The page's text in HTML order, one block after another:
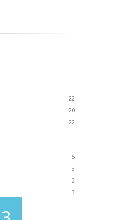
22
20
22
5
3
2
3